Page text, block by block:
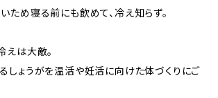
ため寝る前にも飲めて、冷え知らず。
えは大敵。
しょうがを温活や妊活に向けた体づくりにご